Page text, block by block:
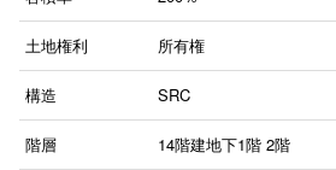
土地権利 所有権
構造 SRC
階層 14階建地下1階 2階